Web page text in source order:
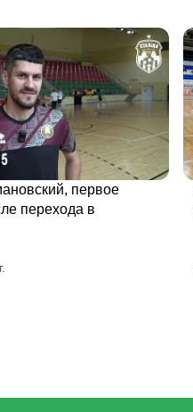
первое
перехода в